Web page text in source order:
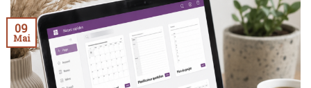
09
Mai